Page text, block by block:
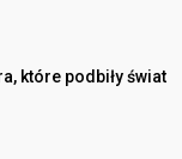
które podbiły świat